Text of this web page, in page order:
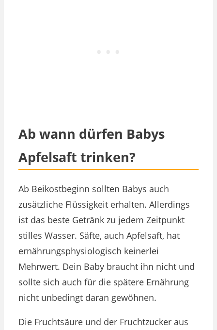
Ab wann dürfen Babys
Apfelsaft trinken?
Ab Beikostbeginn sollten Babys auch
zusätzliche Flüssigkeit erhalten. Allerdings
ist das beste Getränk zu jedem Zeitpunkt
stilles Wasser. Säfte, auch Apfelsaft, hat
ernährungsphysiologisch keinerlei
Mehrwert. Dein Baby braucht ihn nicht und
sollte sich auch für die spätere Ernährung
nicht unbedingt daran gewöhnen.
Die Fruchtsäure und der Fruchtzucker aus